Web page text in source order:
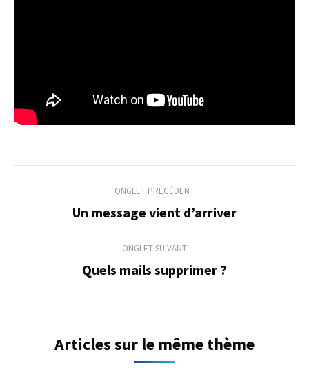
commentaire
ONGLET PRÉCÉDENT
Onglet
Un message vient d’arriver
ONGLET SUIVANT
Onglet
Quels mails supprimer ?
Articles sur le même thème